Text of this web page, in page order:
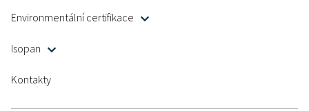
Environmentální certifikace
Isopan
Kontakty